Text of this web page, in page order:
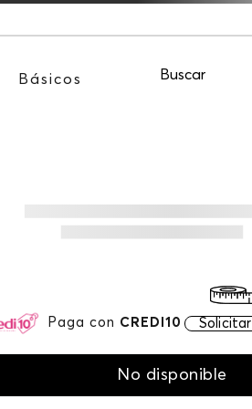
Básicos Buscar
Paga con CREDI10 Solicitar
No disponible